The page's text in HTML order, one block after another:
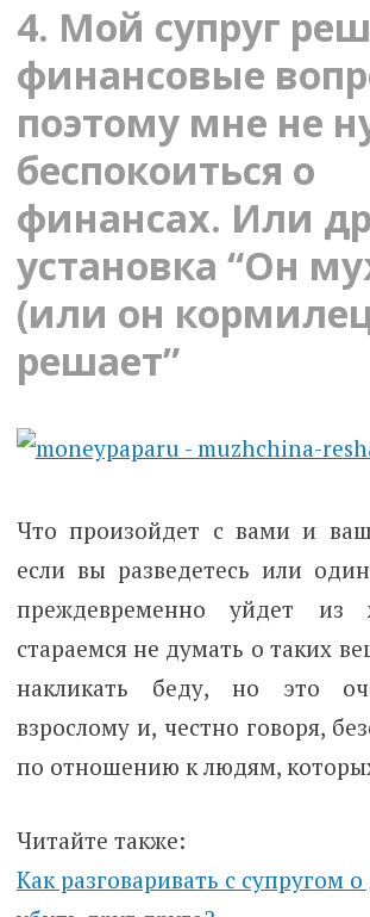
4. Мой супруг
финансовые
поэтому мне не
беспокоиться о
финансах. Или
установка “Он
(или он
решает”
Что произойдет с вами и
если вы разведетесь или
преждевременно уйдет
стараемся не думать о таких
накликать беду, но это
взрослому и, честно говоря,
по отношению к людям,
Читайте также:
Как разговаривать с супругом